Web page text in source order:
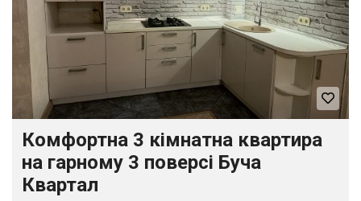
Комфортна 3 кімнатна квартира
на гарному 3 поверсі Буча
Квартал